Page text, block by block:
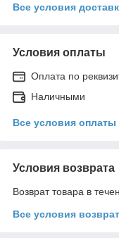
Все условия
Условия оплаты
Оплата по
Наличными
Все условия оплаты
Условия возврата
Возврат товара в
Все условия